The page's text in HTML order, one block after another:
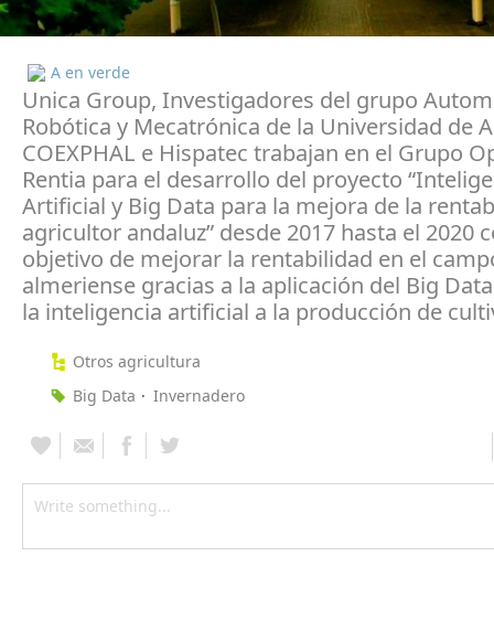
A en verde
Unica Group, Investigadores del grupo
Robótica y Mecatrónica de la Universidad de
COEXPHAL e Hispatec trabajan en el Grupo
Rentia para el desarrollo del proyecto
Artificial y Big Data para la mejora de la
agricultor andaluz” desde 2017 hasta el 2020
objetivo de mejorar la rentabilidad en el
almeriense gracias a la aplicación del Big
la inteligencia artificial a la producción de
Otros agricultura
Big Data
Invernadero